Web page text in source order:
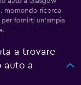
momondo ricerca
fornirti un'ampia
a trovare
auto a